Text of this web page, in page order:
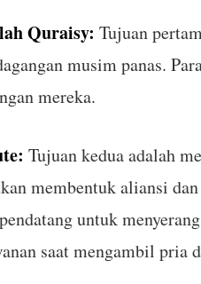
Quraisy: Tujuan
musim panas.
mereka.
Tujuan kedua adalah
membentuk aliansi
untuk
saat mengambil pria